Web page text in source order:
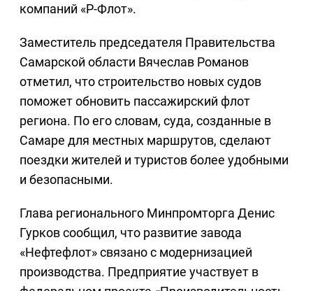
компаний «Р-Флот».
Заместитель председателя Правительства
Самарской области Вячеслав Романов
отметил, что строительство новых судов
поможет обновить пассажирский флот
региона. По его словам, суда, созданные в
Самаре для местных маршрутов, сделают
поездки жителей и туристов более удобными
и безопасными.
Глава регионального Минпромторга Денис
Гурков сообщил, что развитие завода
«Нефтефлот» связано с модернизацией
производства. Предприятие участвует в